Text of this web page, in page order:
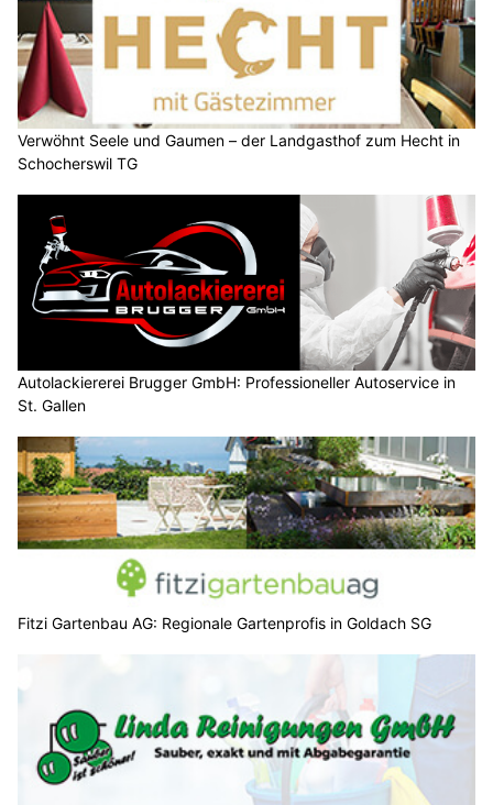
Verwöhnt Seele und Gaumen – der Landgasthof zum Hecht in
Schocherswil TG
Autolackiererei Brugger GmbH: Professioneller Autoservice in
St. Gallen
Fitzi Gartenbau AG: Regionale Gartenprofis in Goldach SG